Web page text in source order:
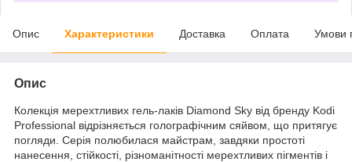
Опис Характеристики Доставка Оплата Умови
Опис
Колекція мерехтливих гель-лаків Diamond Sky від бренду Kodi
Professional відрізняється голографічним сяйвом, що притягує
погляди. Серія полюбилася майстрам, завдяки простоті
нанесення, стійкості, різноманітності мерехтливих пігментів і